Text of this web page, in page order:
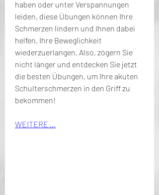
haben oder unter Verspannungen
leiden, diese Übungen können Ihre
Schmerzen lindern und Ihnen dabei
helfen, Ihre Beweglichkeit
wiederzuerlangen. Also, zögern Sie
nicht länger und entdecken Sie jetzt
die besten Übungen, um Ihre akuten
Schulterschmerzen in den Griff zu
bekommen!
WEITERE ...